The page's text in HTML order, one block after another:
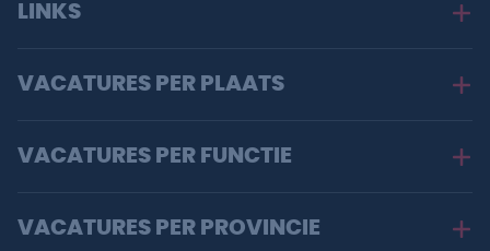
LINKS
VACATURES PER PLAATS
VACATURES PER FUNCTIE
VACATURES PER PROVINCIE